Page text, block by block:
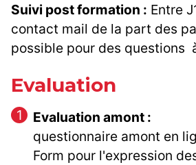
Suivi post formation : Entre
contact mail de la part des
possible pour des questions
Evaluation
Evaluation amont :
questionnaire amont en
Form pour l'expression